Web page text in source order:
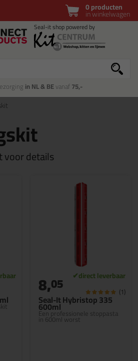
0 producten
in winkelwagen
in NL & BEvanaf75,-
voor details
Seal-It Hybristop 335
600ml
Een professionele stoppasta
in 600ml worst
8,05 (1)